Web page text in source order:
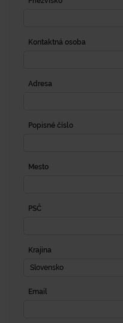
Kontaktná osoba
Adresa
Popisné číslo
Mesto
PSČ
Krajina
Slovensko
Email